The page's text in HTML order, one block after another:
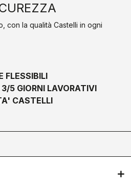
con la qualità Castelli in ogni
FLESSIBILI
5 GIORNI LAVORATIVI
CASTELLI